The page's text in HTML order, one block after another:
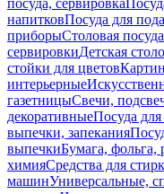
посуда, сервировка
напитковПосуда для
приборыСтоловая посуда
сервировкиДетская
стойки для цветов
интерьерные
газетницыСвечи,
декоративныеПосуда
выпечки, запекания
выпечкиБумага, фольга,
химияСредства для
машинУниверсальные,